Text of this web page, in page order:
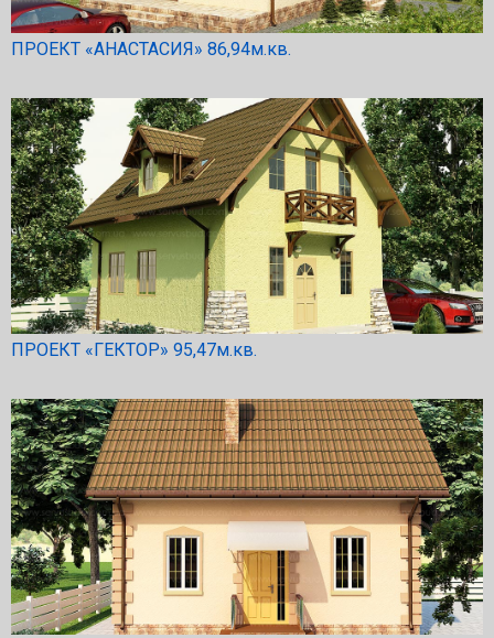
ПРОЕКТ «АНАСТАСИЯ» 86,94м.кв.
ПРОЕКТ «ГЕКТОР» 95,47м.кв.